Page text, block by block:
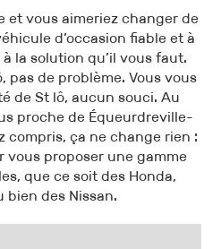
et vous aimeriez changer de
d’occasion fiable et à
la solution qu’il vous faut.
pas de problème. Vous vous
de St lô, aucun souci. Au
proche de Équeurdreville-
compris, ça ne change rien :
vous proposer une gamme
que ce soit des Honda,
bien des Nissan.